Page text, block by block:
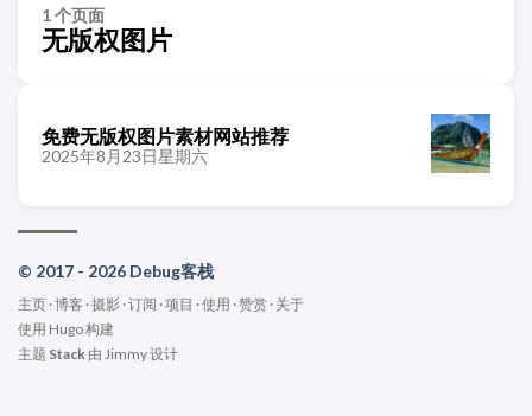
1 个页面
无版权图片
免费无版权图片素材网站推荐
2025年8月23日星期六
© 2017 - 2026 Debug客栈
主页 ·博客 ·摄影 ·订阅 ·项目 ·使用 ·赞赏 · 关于
使用 Hugo构建
主题 Stack 由 Jimmy设计